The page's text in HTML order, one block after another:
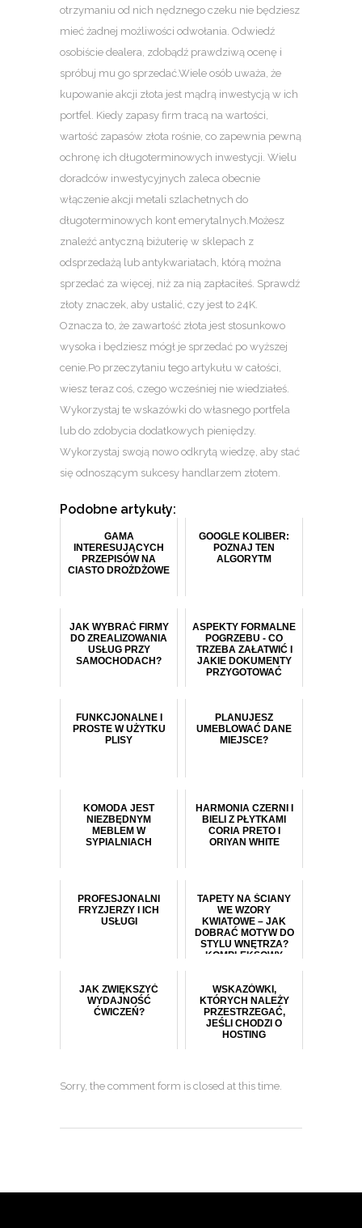
otrzymaniu od nich nędznego czeku nie będziesz
mieć żadnej możliwości odwołania. Odwiedź
osobiście dealera, zdobądź prawdziwą ocenę i
spróbuj mu go sprzedać.Wiele osób uważa, że ​​
kupowanie akcji złota jest mądrą inwestycją w ich
portfel. Kiedy zapasy firm tracą na wartości,
wartość zapasów złota rośnie, co zapewnia pewną
ochronę ich długoterminowych inwestycji. Wielu
doradców inwestycyjnych zaleca obecnie
włączenie akcji metali szlachetnych do
długoterminowych kont emerytalnych.Możesz
znaleźć antyczną biżuterię w sklepach z
odsprzedażą lub antykwariatach, którą można
sprzedać za więcej, niż za nią zapłaciłeś. Sprawdź
złoty znaczek, aby ustalić, czy jest to 24K.
Oznacza to, że zawartość złota jest stosunkowo
wysoka i będziesz mógł je sprzedać po wyższej
cenie.Po przeczytaniu tego artykułu w całości,
wiesz teraz coś, czego wcześniej nie wiedziałeś.
Wykorzystaj te wskazówki do własnego portfela
lub do zdobycia dodatkowych pieniędzy.
Wykorzystaj swoją nowo odkrytą wiedzę, aby stać
się odnoszącym sukcesy handlarzem złotem.
Podobne artykuły:
GAMA
INTERESUJĄCYCH
PRZEPISÓW NA
CIASTO DROŻDŻOWE
GOOGLE KOLIBER:
POZNAJ TEN
ALGORYTM
JAK WYBRAĆ FIRMY
DO ZREALIZOWANIA
USŁUG PRZY
SAMOCHODACH?
ASPEKTY FORMALNE
POGRZEBU - CO
TRZEBA ZAŁATWIĆ I
JAKIE DOKUMENTY
PRZYGOTOWAĆ
FUNKCJONALNE I
PROSTE W UŻYTKU
PLISY
PLANUJESZ
UMEBLOWAĆ DANE
MIEJSCE?
KOMODA JEST
NIEZBĘDNYM
MEBLEM W
SYPIALNIACH
HARMONIA CZERNI I
BIELI Z PŁYTKAMI
CORIA PRETO I
ORIYAN WHITE
PROFESJONALNI
FRYZJERZY I ICH
USŁUGI
TAPETY NA ŚCIANY
WE WZORY
KWIATOWE – JAK
DOBRAĆ MOTYW DO
STYLU WNĘTRZA?
KOMPLEKSOWY
JAK ZWIĘKSZYĆ
WYDAJNOŚĆ
ĆWICZEŃ?
WSKAZÓWKI,
KTÓRYCH NALEŻY
PRZESTRZEGAĆ,
JEŚLI CHODZI O
HOSTING
Sorry, the comment form is closed at this time.